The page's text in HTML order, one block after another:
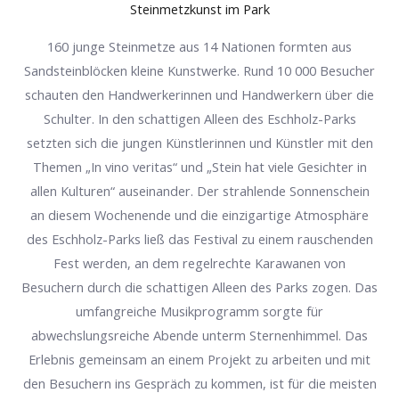
Steinmetzkunst im Park
160 junge Steinmetze aus 14 Nationen formten aus
Sandsteinblöcken kleine Kunstwerke. Rund 10 000 Besucher
schauten den Handwerkerinnen und Handwerkern über die
Schulter. In den schattigen Alleen des Eschholz-Parks
setzten sich die jungen Künstlerinnen und Künstler mit den
Themen „In vino veritas“ und „Stein hat viele Gesichter in
allen Kulturen“ auseinander. Der strahlende Sonnenschein
an diesem Wochenende und die einzigartige Atmosphäre
des Eschholz-Parks ließ das Festival zu einem rauschenden
Fest werden, an dem regelrechte Karawanen von
Besuchern durch die schattigen Alleen des Parks zogen. Das
umfangreiche Musikprogramm sorgte für
abwechslungsreiche Abende unterm Sternenhimmel. Das
Erlebnis gemeinsam an einem Projekt zu arbeiten und mit
den Besuchern ins Gespräch zu kommen, ist für die meisten